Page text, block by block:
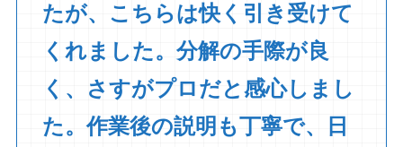
たが、こちらは快く引き受けて
くれました。分解の手際が良
く、さすがプロだと感心しまし
た。作業後の説明も丁寧で、日